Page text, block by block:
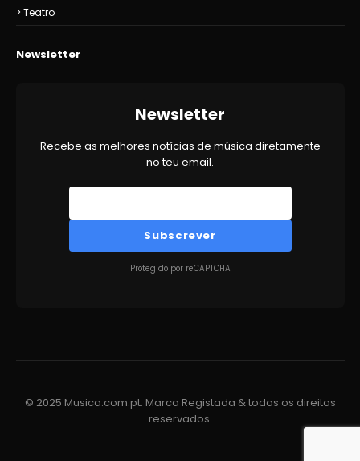
Teatro
Newsletter
Newsletter
Recebe as melhores notícias de música diretamente
no teu email.
Subscrever
Protegido por reCAPTCHA
© 2025 Musica.com.pt. Marca Registada & todos os direitos
reservados.